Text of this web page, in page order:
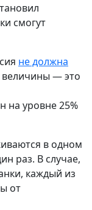
смогут
не должна
величины — это
на уровне 25%
в одном
раз. В случае,
каждый из
от